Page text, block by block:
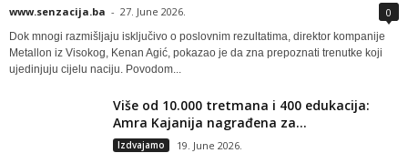
www.senzacija.ba - 27. June 2026. 0
Dok mnogi razmišljaju isključivo o poslovnim rezultatima, direktor kompanije
Metallon iz Visokog, Kenan Agić, pokazao je da zna prepoznati trenutke koji
ujedinjuju cijelu naciju. Povodom...
Više od 10.000 tretmana i 400 edukacija:
Amra Kajanija nagrađena za...
Izdvajamo 19. June 2026.